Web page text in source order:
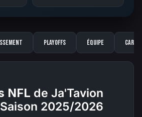
Playoffs Équipe
NFL de Ja'Tavion
2025/2026